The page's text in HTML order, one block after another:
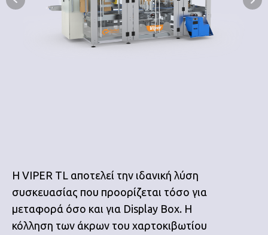
Η VIPER TL αποτελεί την ιδανική λύση
συσκευασίας που προορίζεται τόσο για
μεταφορά όσο και για Display Box. Η
κόλληση των άκρων του χαρτοκιβωτίου